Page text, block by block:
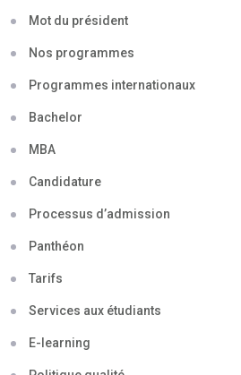
Mot du président
Nos programmes
Programmes internationaux
Bachelor
MBA
Candidature
Processus d’admission
Panthéon
Tarifs
Services aux étudiants
E-learning